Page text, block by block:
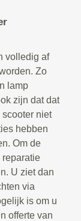
volledig af
Zo
lamp
zijn dat dat
niet
hebben
Om de
reparatie
U ziet dan
via
is om u
offerte van